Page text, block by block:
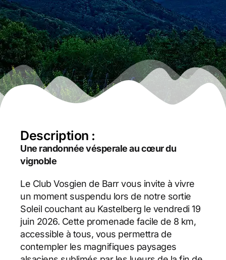
Description :
Une randonnée vésperale au cœur du
vignoble
Le Club Vosgien de Barr vous invite à vivre
un moment suspendu lors de notre sortie
Soleil couchant au Kastelberg le vendredi 19
juin 2026. Cette promenade facile de 8 km,
accessible à tous, vous permettra de
contempler les magnifiques paysages